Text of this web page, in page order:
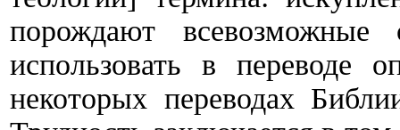
порождают
использовать в переводе
некоторых переводах